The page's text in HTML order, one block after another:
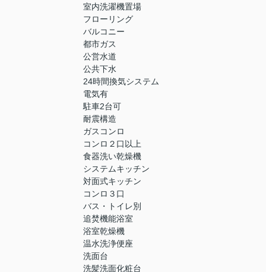
室内洗濯機置場
フローリング
バルコニー
都市ガス
公営水道
公共下水
24時間換気システム
電気有
駐車2台可
耐震構造
ガスコンロ
コンロ２口以上
食器洗い乾燥機
システムキッチン
対面式キッチン
コンロ３口
バス・トイレ別
追焚機能浴室
浴室乾燥機
温水洗浄便座
洗面台
洗髪洗面化粧台